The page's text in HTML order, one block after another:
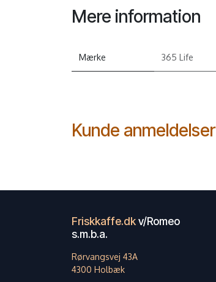
Mere information
Mærke 365 Life
Kunde anmeldelser
Friskkaffe.dkv/Romeo
s.m.b.a.
Rørvangsvej 43A
4300 Holbæk